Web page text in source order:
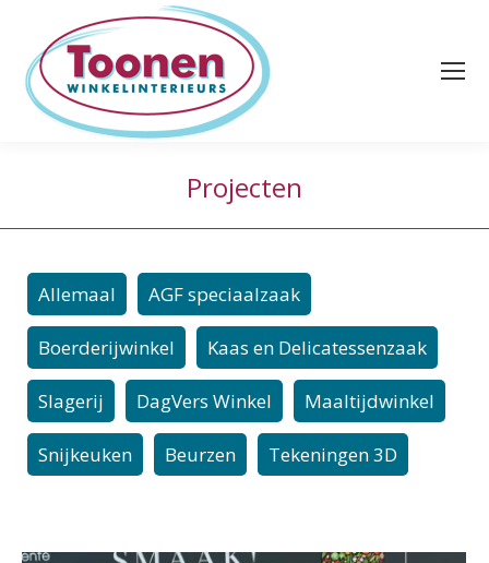
Projecten
Allemaal AGF speciaalzaak
Boerderijwinkel Kaas en Delicatessenzaak
Slagerij DagVers Winkel Maaltijdwinkel
Snijkeuken Beurzen Tekeningen 3D